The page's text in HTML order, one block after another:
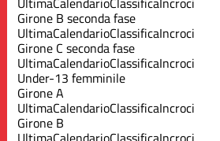
Girone B seconda fase
UltimaCalendarioClassificaIncroci
Girone C seconda fase
UltimaCalendarioClassificaIncroci
Under-13 femminile
Girone A
UltimaCalendarioClassificaIncroci
Girone B